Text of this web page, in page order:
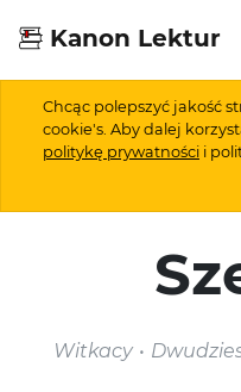
Kanon Lektur
Chcąc polepszyć jakość
cookie's. Aby dalej
politykę prywatności i
Witkacy